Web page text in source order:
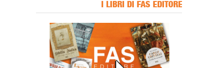
I LIBRI DI FAS EDITORE